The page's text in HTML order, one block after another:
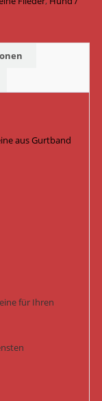
aus Gurtband
für Ihren